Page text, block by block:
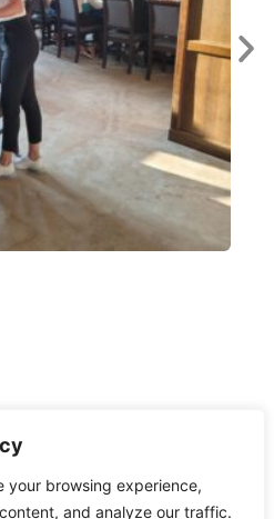
your browsing experience,
and analyze our traffic.